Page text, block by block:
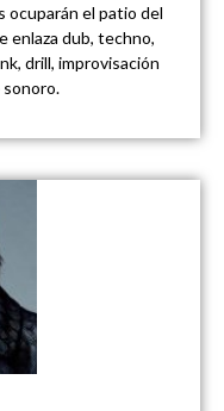
ocuparán el patio del
enlaza dub, techno,
drill, improvisación